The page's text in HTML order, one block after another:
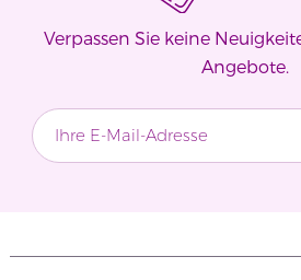
Verpassen Sie keine
Angebote.